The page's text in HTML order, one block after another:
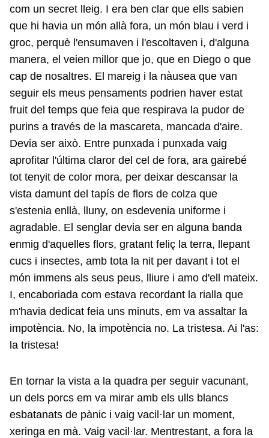
com un secret lleig. I era ben clar que ells sabien
que hi havia un món allà fora, un món blau i verd i
groc, perquè l'ensumaven i l'escoltaven i, d'alguna
manera, el veien millor que jo, que en Diego o que
cap de nosaltres. El mareig i la nàusea que van
seguir els meus pensaments podrien haver estat
fruit del temps que feia que respirava la pudor de
purins a través de la mascareta, mancada d'aire.
Devia ser això. Entre punxada i punxada vaig
aprofitar l'última claror del cel de fora, ara gairebé
tot tenyit de color mora, per deixar descansar la
vista damunt del tapís de flors de colza que
s'estenia enllà, lluny, on esdevenia uniforme i
agradable. El senglar devia ser en alguna banda
enmig d'aquelles flors, gratant feliç la terra, llepant
cucs i insectes, amb tota la nit per davant i tot el
món immens als seus peus, lliure i amo d'ell mateix.
I, encaboriada com estava recordant la rialla que
m'havia dedicat feia uns minuts, em va assaltar la
impotència. No, la impotència no. La tristesa. Ai l'as:
la tristesa!
En tornar la vista a la quadra per seguir vacunant,
un dels porcs em va mirar amb els ulls blancs
esbatanats de pànic i vaig vacil·lar un moment,
xeringa en mà. Vaig vacil·lar. Mentrestant, a fora la